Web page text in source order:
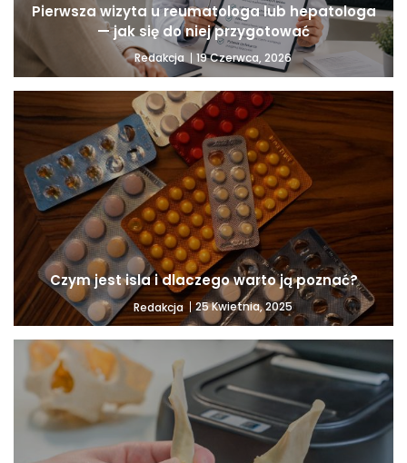
Pierwsza wizyta u reumatologa lub hepatologa
— jak się do niej przygotować
Redakcja 19 Czerwca, 2026
Czym jest isla i dlaczego warto ją poznać?
Redakcja 25 Kwietnia, 2025